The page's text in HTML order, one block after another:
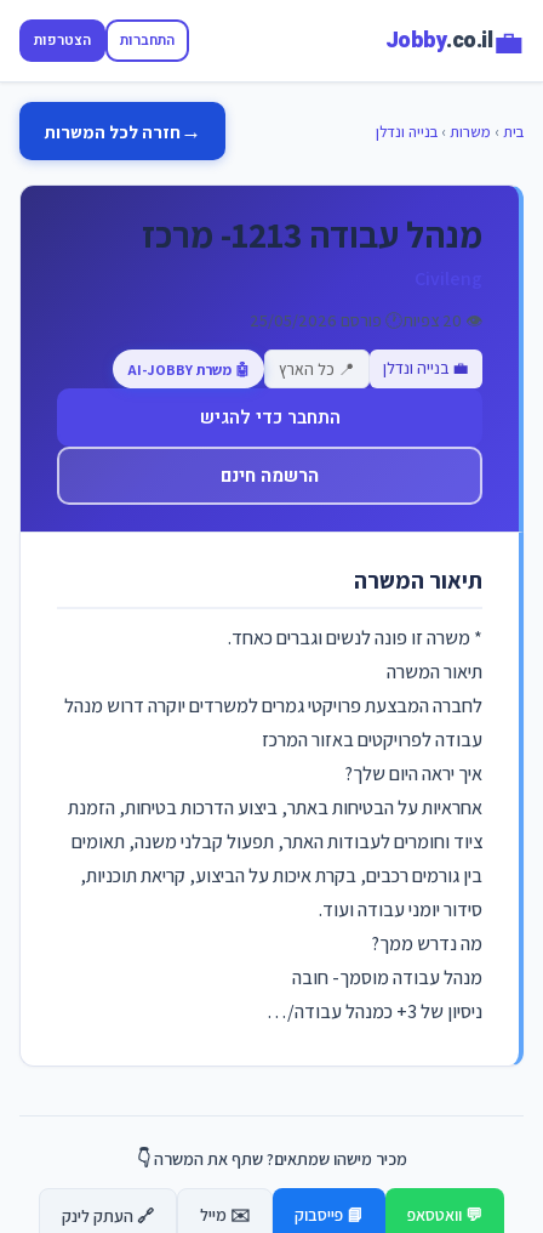
💼
Jobby.co.il התחברות הצטרפות
בית › משרות › בנייה ונדלן →חזרה לכל המשרות
מנהל עבודה 1213- מרכז
Civileng
👁️ 20 צפיות 🕐 פורסם 25/05/2026
💼 בנייה ונדלן 📍 כל הארץ 🤖 משרת AI-JOBBY
התחבר כדי להגיש
הרשמה חינם
תיאור המשרה
* משרה זו פונה לנשים וגברים כאחד.
תיאור המשרה
לחברה המבצעת פרויקטי גמרים למשרדים יוקרה דרוש מנהל
עבודה לפרויקטים באזור המרכז
איך יראה היום שלך?
אחראיות על הבטיחות באתר, ביצוע הדרכות בטיחות, הזמנת
ציוד וחומרים לעבודות האתר, תפעול קבלני משנה, תאומים
בין גורמים רכבים, בקרת איכות על הביצוע, קריאת תוכניות,
סידור יומני עבודה ועוד.
מה נדרש ממך?
מנהל עבודה מוסמך- חובה
ניסיון של 3+ כמנהל עבודה/…
מכיר מישהו שמתאים? שתף את המשרה 👇
💬 וואטסאפ 📘 פייסבוק ✉️ מייל 🔗 העתק לינק